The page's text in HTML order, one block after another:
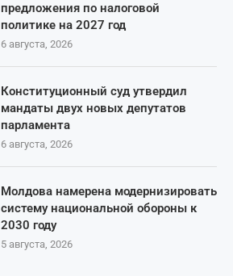
предложения по налоговой
политике на 2027 год
6 августа, 2026
Конституционный суд утвердил
мандаты двух новых депутатов
парламента
6 августа, 2026
Молдова намерена модернизировать
систему национальной обороны к
2030 году
5 августа, 2026